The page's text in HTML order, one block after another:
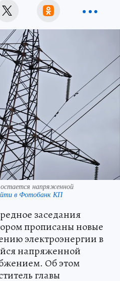
напряженной
в Фотобанк КП
заседания
прописаны новые
электроэнергии в
напряженной
Об этом
главы